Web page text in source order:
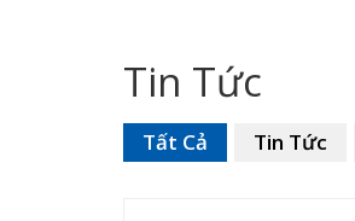
Tin Tức
Tất Cả Tin Tức